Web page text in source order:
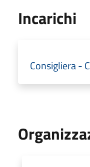
Incarichi
Consigliera -